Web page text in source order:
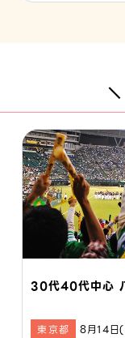
30代40代中心
東京都 8月14